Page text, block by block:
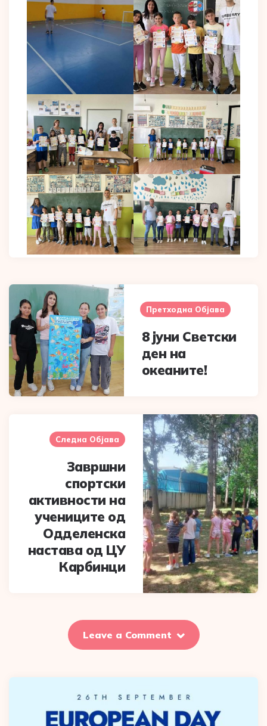
Post
navigation
Претходна Објава
8 јуни Светски
ден на
океаните!
Следна Објава
Завршни
спортски
активности на
учениците од
Одделенска
настава од ЦУ
Карбинци
Leave a Comment